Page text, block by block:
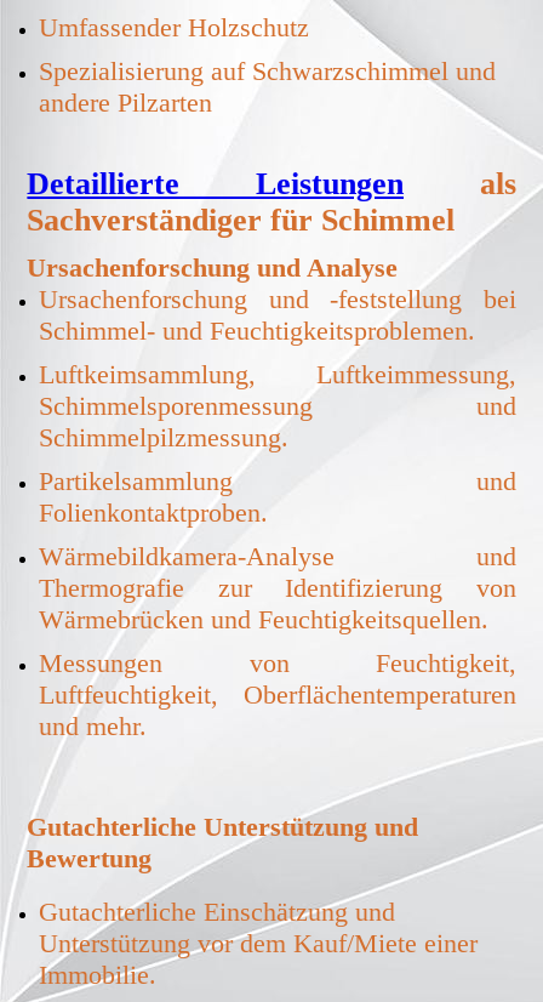
Umfassender Holzschutz
Spezialisierung auf Schwarzschimmel und
andere Pilzarten
Detaillierte Leistungen als
Sachverständiger für Schimmel
Ursachenforschung und Analyse
Ursachenforschung und -feststellung bei
Schimmel- und Feuchtigkeitsproblemen.
Luftkeimsammlung, Luftkeimmessung,
Schimmelsporenmessung und
Schimmelpilzmessung.
Partikelsammlung und
Folienkontaktproben.
Wärmebildkamera-Analyse und
Thermografie zur Identifizierung von
Wärmebrücken und Feuchtigkeitsquellen.
Messungen von Feuchtigkeit,
Luftfeuchtigkeit, Oberflächentemperaturen
und mehr.
Gutachterliche Unterstützung und
Bewertung
Gutachterliche Einschätzung und
Unterstützung vor dem Kauf/Miete einer
Immobilie.